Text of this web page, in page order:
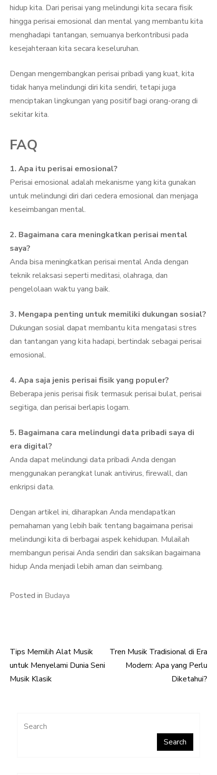
hidup kita. Dari perisai yang melindungi kita secara fisik
hingga perisai emosional dan mental yang membantu kita
menghadapi tantangan, semuanya berkontribusi pada
kesejahteraan kita secara keseluruhan.
Dengan mengembangkan perisai pribadi yang kuat, kita
tidak hanya melindungi diri kita sendiri, tetapi juga
menciptakan lingkungan yang positif bagi orang-orang di
sekitar kita.
FAQ
1. Apa itu perisai emosional?
Perisai emosional adalah mekanisme yang kita gunakan
untuk melindungi diri dari cedera emosional dan menjaga
keseimbangan mental.
2. Bagaimana cara meningkatkan perisai mental
saya?
Anda bisa meningkatkan perisai mental Anda dengan
teknik relaksasi seperti meditasi, olahraga, dan
pengelolaan waktu yang baik.
3. Mengapa penting untuk memiliki dukungan sosial?
Dukungan sosial dapat membantu kita mengatasi stres
dan tantangan yang kita hadapi, bertindak sebagai perisai
emosional.
4. Apa saja jenis perisai fisik yang populer?
Beberapa jenis perisai fisik termasuk perisai bulat, perisai
segitiga, dan perisai berlapis logam.
5. Bagaimana cara melindungi data pribadi saya di
era digital?
Anda dapat melindungi data pribadi Anda dengan
menggunakan perangkat lunak antivirus, firewall, dan
enkripsi data.
Dengan artikel ini, diharapkan Anda mendapatkan
pemahaman yang lebih baik tentang bagaimana perisai
melindungi kita di berbagai aspek kehidupan. Mulailah
membangun perisai Anda sendiri dan saksikan bagaimana
hidup Anda menjadi lebih aman dan seimbang.
Posted in Budaya
Post
navigation
Tips Memilih Alat Musik
untuk Menyelami Dunia Seni
Musik Klasik
Tren Musik Tradisional di Era
Modern: Apa yang Perlu
Diketahui?
Search
Search